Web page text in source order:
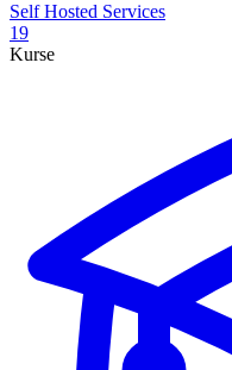
Self Hosted Services
19
Kurse